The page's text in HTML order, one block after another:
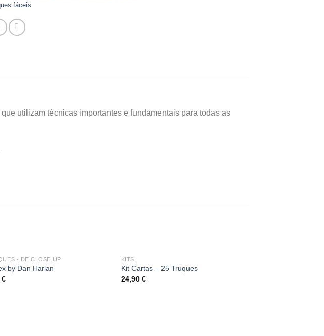
fáceis
utilizam técnicas importantes e fundamentais para todas as
- DE CLOSE UP
by Dan Harlan
€
KITS
Kit Cartas – 25 Truques
24,90 €